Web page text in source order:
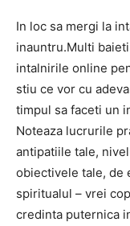
In loc sa mergi la
inauntru.Multi
intalnirile online
stiu ce vor cu
timpul sa faceti un
Noteaza lucrurile
antipatiile tale,
obiectivele tale, de
spiritualul – vrei
credinta puternica